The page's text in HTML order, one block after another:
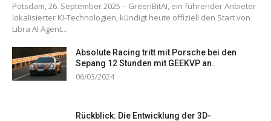
Potsdam, 26. September 2025 – GreenBitAI, ein führender Anbieter
lokalisierter KI-Technologien, kündigt heute offiziell den Start von
Libra AI Agent...
Absolute Racing tritt mit Porsche bei den
Sepang 12 Stunden mit GEEKVP an.
06/03/2024
Rückblick: Die Entwicklung der 3D-